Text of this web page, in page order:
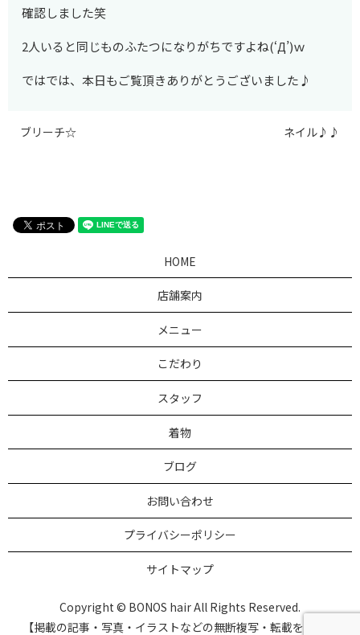
確認しました笑
2人いると同じものふたつになりがちですよね(‘Д’)ｗ
ではでは、本日もご覧頂きありがとうございました♪
ブリーチ☆ ネイル♪♪
HOME
店舗案内
メニュー
こだわり
スタッフ
着物
ブログ
お問い合わせ
プライバシーポリシー
サイトマップ
Copyright © BONOS hair All Rights Reserved.
【掲載の記事・写真・イラストなどの無断複写・転載を禁じま